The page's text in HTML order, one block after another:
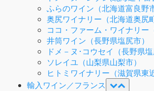
ふらのワイン（北海道富良野
奥尻ワイナリー（北海道奥尻
ココ・ファーム・ワイナリー
井筒ワイン（長野県塩尻市）
ドメ－ヌ･コウセイ（長野県塩
ソレイユ（山梨県山梨市）
ヒトミワイナリー（滋賀県東
輸入ワイン／フランス